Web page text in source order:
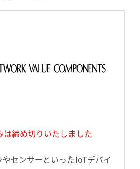
は締め切りいたしました
センサーといったIoTデバイ